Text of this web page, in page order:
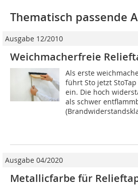
Thematisch passende
Ausgabe 12/2010
Weichmacherfreie
Als erste
führt Sto jetzt
ein. Die hoch
als schwer
Ausgabe 04/2020
Metallicfarbe für